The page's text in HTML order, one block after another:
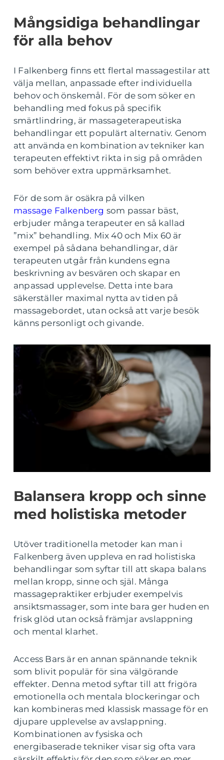
Mångsidiga behandlingar
för alla behov
I Falkenberg finns ett flertal massagestilar att
välja mellan, anpassade efter individuella
behov och önskemål. För de som söker en
behandling med fokus på specifik
smärtlindring, är massageterapeutiska
behandlingar ett populärt alternativ. Genom
att använda en kombination av tekniker kan
terapeuten effektivt rikta in sig på områden
som behöver extra uppmärksamhet.
För de som är osäkra på vilken
massage Falkenberg som passar bäst,
erbjuder många terapeuter en så kallad
”mix” behandling. Mix 40 och Mix 60 är
exempel på sådana behandlingar, där
terapeuten utgår från kundens egna
beskrivning av besvären och skapar en
anpassad upplevelse. Detta inte bara
säkerställer maximal nytta av tiden på
massagebordet, utan också att varje besök
känns personligt och givande.
Balansera kropp och sinne
med holistiska metoder
Utöver traditionella metoder kan man i
Falkenberg även uppleva en rad holistiska
behandlingar som syftar till att skapa balans
mellan kropp, sinne och själ. Många
massagepraktiker erbjuder exempelvis
ansiktsmassager, som inte bara ger huden en
frisk glöd utan också främjar avslappning
och mental klarhet.
Access Bars är en annan spännande teknik
som blivit populär för sina välgörande
effekter. Denna metod syftar till att frigöra
emotionella och mentala blockeringar och
kan kombineras med klassisk massage för en
djupare upplevelse av avslappning.
Kombinationen av fysiska och
energibaserade tekniker visar sig ofta vara